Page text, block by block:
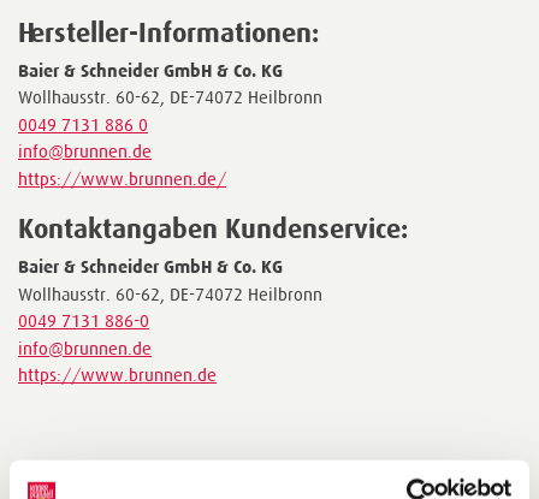
Hersteller-Informationen:
Baier & Schneider GmbH & Co. KG
Wollhausstr. 60-62, DE-74072 Heilbronn
0049 7131 886 0
info@brunnen.de
https://www.brunnen.de/
Kontaktangaben Kundenservice:
Baier & Schneider GmbH & Co. KG
Wollhausstr. 60-62, DE-74072 Heilbronn
0049 7131 886-0
info@brunnen.de
https://www.brunnen.de